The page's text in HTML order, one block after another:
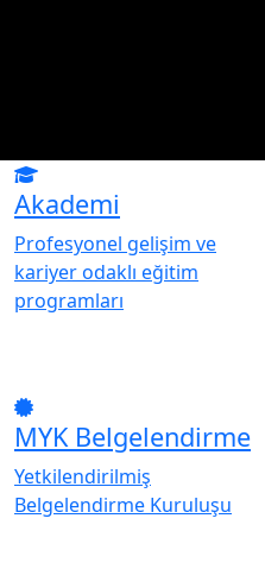
Akademi
Profesyonel gelişim ve
kariyer odaklı eğitim
programları
MYK Belgelendirme
Yetkilendirilmiş
Belgelendirme Kuruluşu